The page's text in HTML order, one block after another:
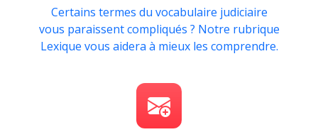
Certains termes du vocabulaire judiciaire
vous paraissent compliqués ? Notre rubrique
Lexique vous aidera à mieux les comprendre.